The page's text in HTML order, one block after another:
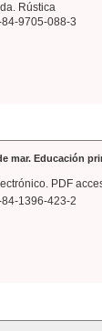
Rústica
84-9705-088-3
mar. Educación
PDF
84-1396-423-2